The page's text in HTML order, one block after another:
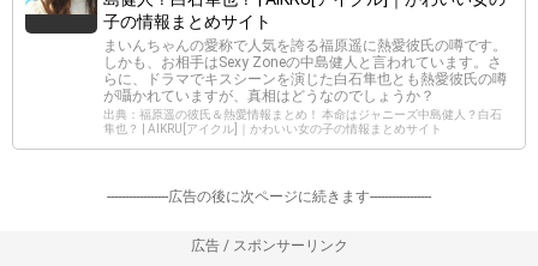
子の情報まとめサイト
まいんちゃんの愛称で人気を誇る福原遥に熱愛彼氏の噂です。
しかも、お相手はSexy Zoneの中島健人と言われています。さ
らに、ドラマでキスシーンを演じた白石隼也とも熱愛彼氏の噂
が囁かれていますが、真相はどうなのでしょうか？
出典：福原遥の彼氏＆熱愛情報まとめ！ 本命はジャニーズ中島健人？白石
隼也？ | AIKRU[アイクル]｜かわいい女の子の情報まとめサイト
-----------------広告の後に次ページに続きます-----------------
広告 / スポンサーリンク